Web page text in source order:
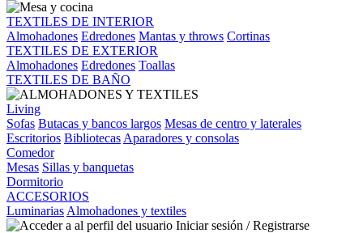
TEXTILES DE INTERIOR
Almohadones Edredones Mantas y throws Cortinas
TEXTILES DE EXTERIOR
Almohadones Edredones Toallas
TEXTILES DE BAÑO
Living
Sofas Butacas y bancos largos Mesas de centro y laterales
Escritorios Bibliotecas Aparadores y consolas
Comedor
Mesas Sillas y banquetas
Dormitorio
ACCESORIOS
Luminarias Almohadones y textiles
Iniciar sesión / Registrarse